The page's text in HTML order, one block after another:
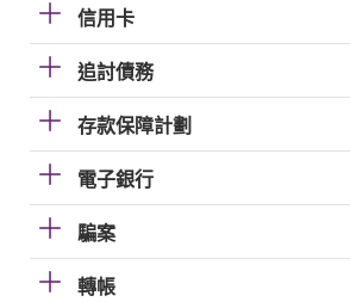
信用卡
追討債務
存款保障計劃
電子銀行
騙案
轉帳